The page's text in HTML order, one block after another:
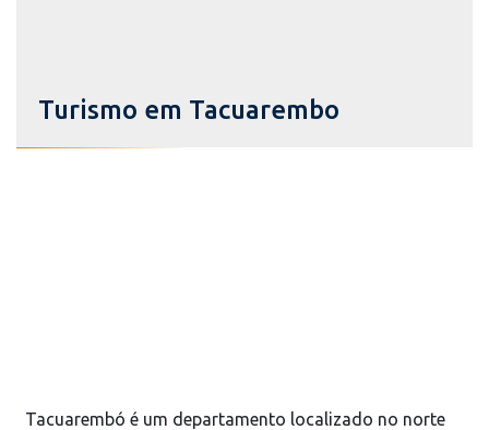
Turismo em Tacuarembo
Tacuarembó é um departamento localizado no norte